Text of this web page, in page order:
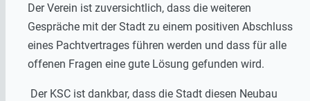
Der Verein ist zuversichtlich, dass die weiteren
Gespräche mit der Stadt zu einem positiven Abschluss
eines Pachtvertrages führen werden und dass für alle
offenen Fragen eine gute Lösung gefunden wird.
Der KSC ist dankbar, dass die Stadt diesen Neubau